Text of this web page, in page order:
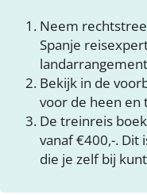
Neem
Spanje
Bekijk in de
voor de heen
De treinreis
vanaf €400,-. Dit
die je zelf bij